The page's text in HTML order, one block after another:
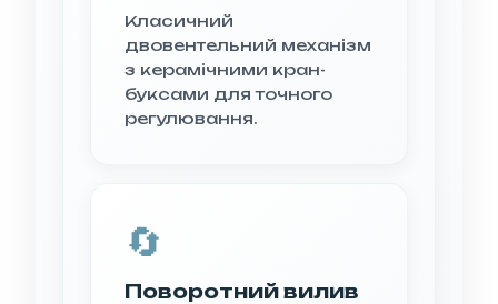
Класичний
двовентельний механізм
з керамічними кран-
буксами для точного
регулювання.
🔄
Поворотний вилив